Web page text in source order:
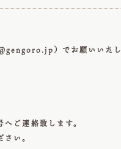
）でお願いいたし
ご連絡致します。
い。